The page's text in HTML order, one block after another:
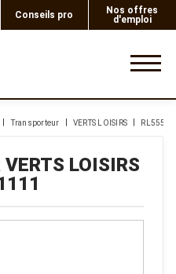
Conseils pro
Nos offres
d'emploi
Transporteur VERTS LOISIRS
VERTS LOISIRS